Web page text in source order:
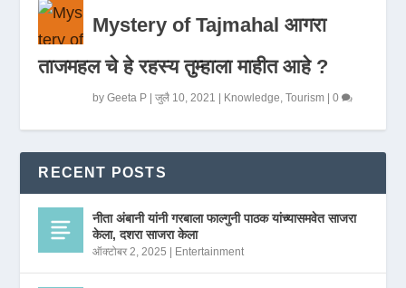
Mystery of Tajmahal आगरा
ताजमहल चे हे रहस्य तुम्हाला माहीत आहे ?
byGeeta P |जुलै 10, 2021 | Knowledge ,Tourism |0
RECENT POSTS
नीता अंबानी यांनी गरबाला फाल्गुनी पाठक यांच्यासमवेत साजरा
केला, दशरा साजरा केला
ऑक्टोबर 2, 2025 | Entertainment